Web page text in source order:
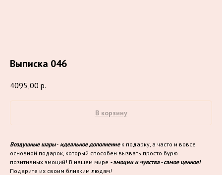
Выписка 046
4095,00 р.
В корзину
Воздушные шары- идеальное дополнениек подарку, а часто и вовсе
основной подарок, который способен вызвать просто бурю
позитивных эмоций! В нашем мире - эмоции и чувства - самое ценное!
Подарите их своим близким людям!